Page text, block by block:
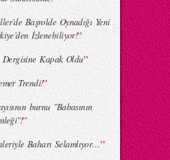
Başrolde Oynadığı Yeni
İzlenebiliyor!”
Kapak Oldu”
Trendi!”
burnu "Babasının
”
Baharı Selamlıyor…”